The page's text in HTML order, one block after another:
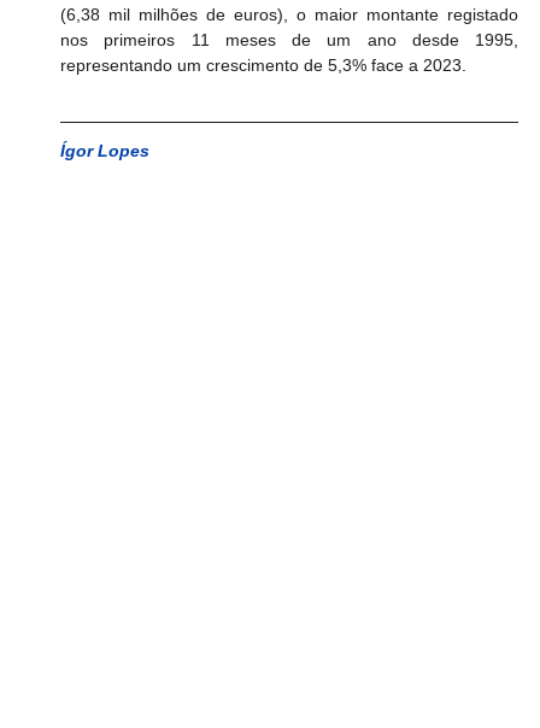
(6,38 mil milhões de euros), o maior montante registado
nos primeiros 11 meses de um ano desde 1995,
representando um crescimento de 5,3% face a 2023.
Ígor Lopes